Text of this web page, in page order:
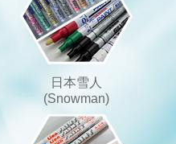
日本雪人
(Snowman)